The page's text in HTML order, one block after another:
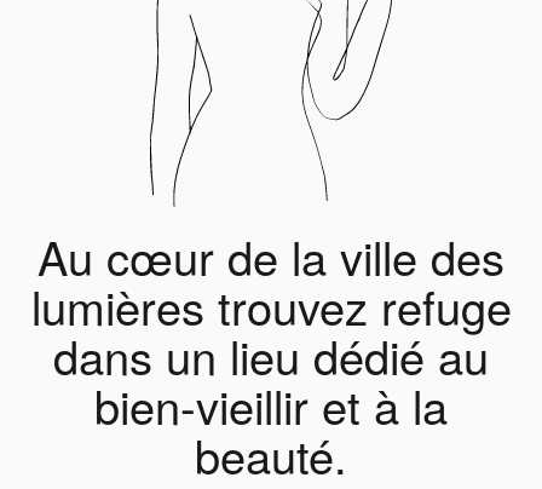
Au cœur de la ville des
lumières trouvez refuge
dans un lieu dédié au
bien-vieillir et à la
beauté.